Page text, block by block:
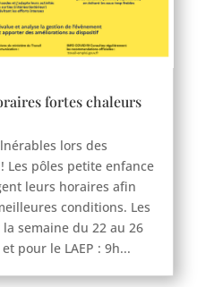
fortes chaleurs
lors des
Les pôles petite enfance
leurs horaires afin
conditions. Les
semaine du 22 au 26
pour le LAEP : 9h...